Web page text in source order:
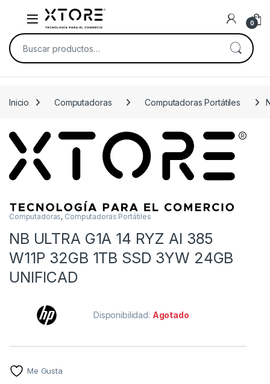
Skip to navigation
Skip to content
0
Buscar por:
Inicio Computadoras Computadoras Portátiles
Computadoras, Computadoras Portátiles
NB ULTRA G1A 14 RYZ AI 385
W11P 32GB 1TB SSD 3YW 24GB
UNIFICAD
Disponibilidad: Agotado
Me Gusta